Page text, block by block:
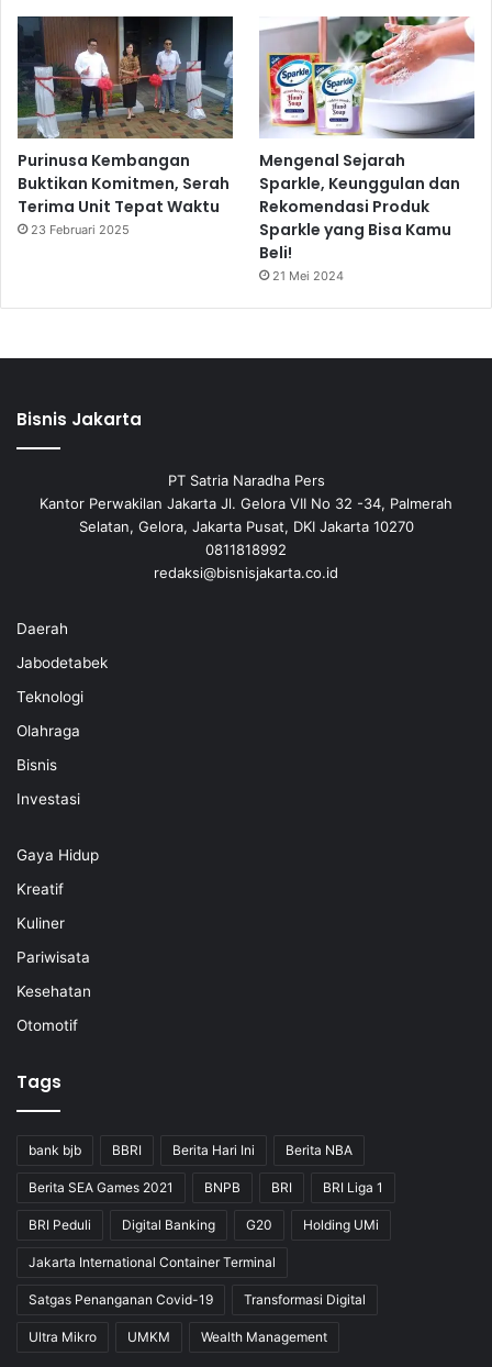
Purinusa Kembangan
Buktikan Komitmen, Serah
Terima Unit Tepat Waktu
23 Februari 2025
Mengenal Sejarah
Sparkle, Keunggulan dan
Rekomendasi Produk
Sparkle yang Bisa Kamu
Beli!
21 Mei 2024
Bisnis Jakarta
PT Satria Naradha Pers
Kantor Perwakilan Jakarta Jl. Gelora VII No 32 -34, Palmerah
Selatan, Gelora, Jakarta Pusat, DKI Jakarta 10270
0811818992
redaksi@bisnisjakarta.co.id
Daerah
Jabodetabek
Teknologi
Olahraga
Bisnis
Investasi
Gaya Hidup
Kreatif
Kuliner
Pariwisata
Kesehatan
Otomotif
Tags
bank bjb BBRI Berita Hari Ini Berita NBA
Berita SEA Games 2021 BNPB BRI BRI Liga 1
BRI Peduli Digital Banking G20 Holding UMi
Jakarta International Container Terminal
Satgas Penanganan Covid-19 Transformasi Digital
Ultra Mikro UMKM Wealth Management